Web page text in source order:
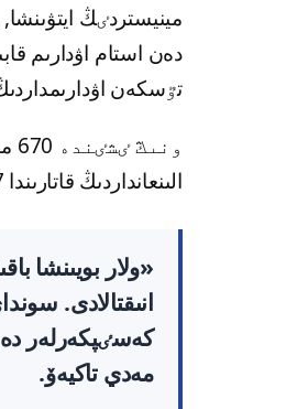
تٷسكەن اۋدارىمداردىڭ جيىنتىق
الىنعانداردىڭ قاتارىندا 7 800 بەيرەزيدەنت بار.
«ولار بويىنشا
كەسٸپكەرلەر دە
مەدي تاكيەۆ.